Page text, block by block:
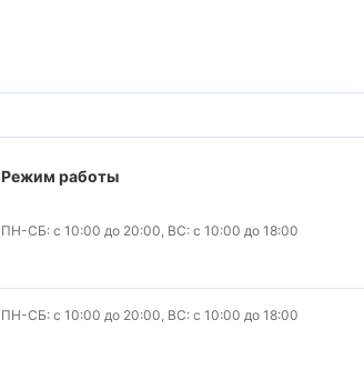
Режим работы
ПН-СБ: с 10:00 до 20:00, ВС: с 10:00 до 18:00
ПН-СБ: с 10:00 до 20:00, ВС: с 10:00 до 18:00